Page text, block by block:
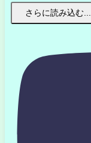
さらに読み込む...